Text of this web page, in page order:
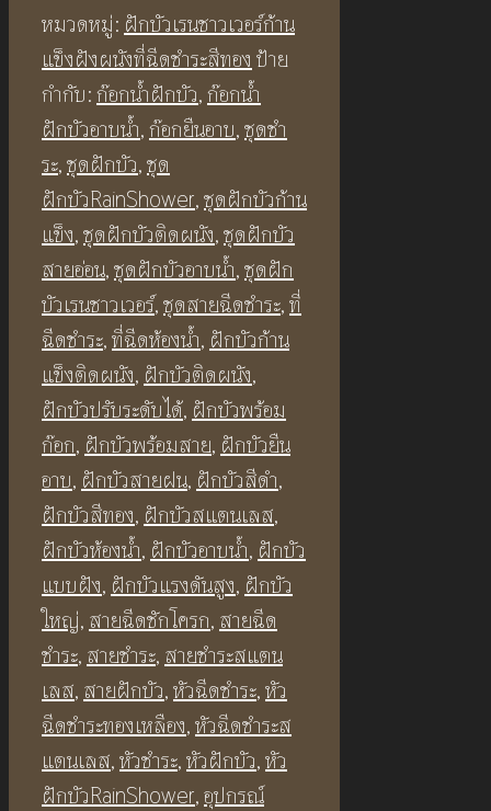
สาย
ฉีด
ชำระ
สุขภัณฑ์
สาย
ฉีด
ชำระ
ปุ่ม
กด
สี
ทอ
งด้านส
แตน
เลส
304
BF343
Press
Free
Water
Lock
Bidet
Set
ชิ้น
หมวดหมู่: ฝักบัวเรนชาวเวอร์ก้าน
แข็งฝังผนังที่ฉีดชำระสีทอง ป้าย
กำกับ:ก๊อกน้ำฝักบัว,ก๊อกน้ำ
ฝักบัวอาบน้ำ,ก๊อกยืนอาบ,ชุดชํา
ระ,ชุดฝักบัว,ชุด
ฝักบัวRainShower,ชุดฝักบัวก้าน
แข็ง,ชุดฝักบัวติดผนัง,ชุดฝักบัว
สายอ่อน,ชุดฝักบัวอาบน้ำ,ชุดฝัก
บัวเรนชาวเวอร์,ชุดสายฉีดชําระ,ที่
ฉีดชําระ,ที่ฉีดห้องน้ำ, ฝักบัวก้าน
แข็งติดผนัง, ฝักบัวติดผนัง,
ฝักบัวปรับระดับได้, ฝักบัวพร้อม
ก๊อก, ฝักบัวพร้อมสาย, ฝักบัวยืน
อาบ, ฝักบัวสายฝน, ฝักบัวสีดำ,
ฝักบัวสีทอง, ฝักบัวสแตนเลส,
ฝักบัวห้องน้ำ, ฝักบัวอาบน้ำ, ฝักบัว
แบบฝัง, ฝักบัวแรงดันสูง, ฝักบัว
ใหญ่, สายฉีดชักโครก, สายฉีด
ชำระ, สายชำระ, สายชำระสแตน
เลส, สายฝักบัว,หัวฉีดชำระ,หัว
ฉีดชำระทองเหลือง,หัวฉีดชำระส
แตนเลส,หัวชำระ,หัวฝักบัว,หัว
ฝักบัวRainShower,อุปกรณ์